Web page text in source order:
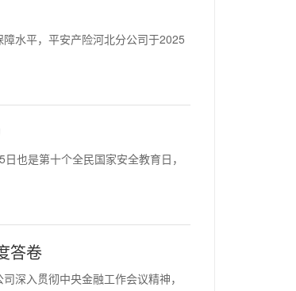
水平，平安产险河北分公司于2025
也是第十个全民国家安全教育日，
答卷
深入贯彻中央金融工作会议精神，